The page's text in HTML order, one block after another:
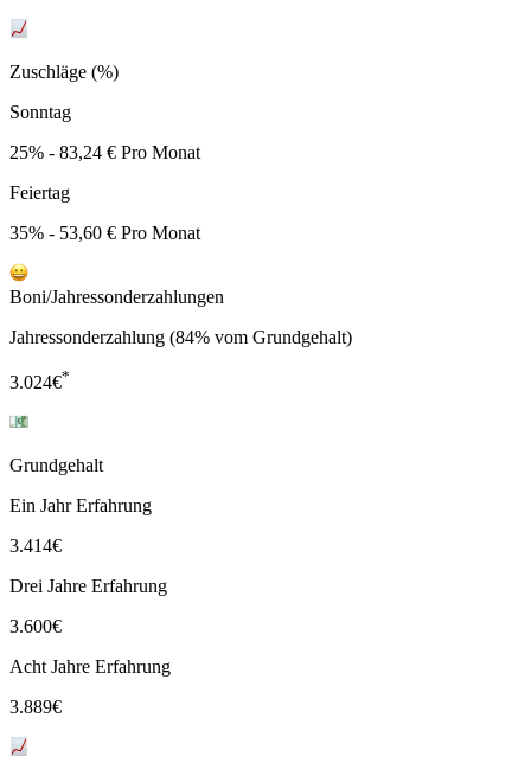
Zuschläge (%)
Sonntag
25% - 83,24 € Pro Monat
Feiertag
35% - 53,60 € Pro Monat
Boni/Jahressonderzahlungen
Jahressonderzahlung (84% vom Grundgehalt)
3.024€*
Grundgehalt
Ein Jahr Erfahrung
3.414€
Drei Jahre Erfahrung
3.600€
Acht Jahre Erfahrung
3.889€